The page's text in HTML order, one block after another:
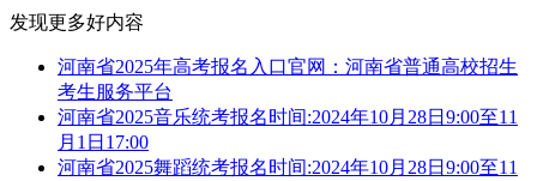
发现更多好内容
河南省2025年高考报名入口官网：河南省普通高校招生
考生服务平台
河南省2025音乐统考报名时间:2024年10月28日9:00至11
月1日17:00
河南省2025舞蹈统考报名时间:2024年10月28日9:00至11